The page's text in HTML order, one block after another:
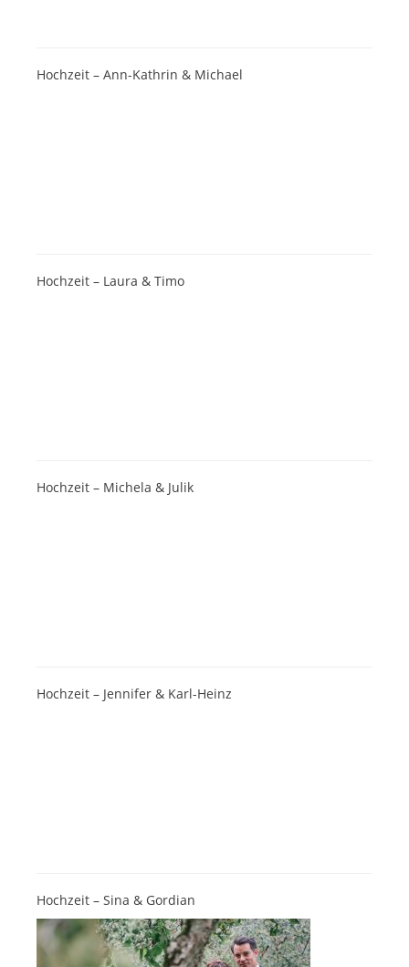
Hochzeit – Ann-Kathrin & Michael
Hochzeit – Laura & Timo
Hochzeit – Michela & Julik
Hochzeit – Jennifer & Karl-Heinz
Hochzeit – Sina & Gordian